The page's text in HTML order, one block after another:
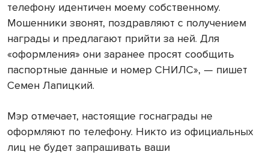
телефону идентичен моему собственному.
Мошенники звонят, поздравляют с получением
награды и предлагают прийти за ней. Для
«оформления» они заранее просят сообщить
паспортные данные и номер СНИЛС», — пишет
Семен Лапицкий.
Мэр отмечает, настоящие госнаграды не
оформляют по телефону. Никто из официальных
лиц не будет запрашивать ваши